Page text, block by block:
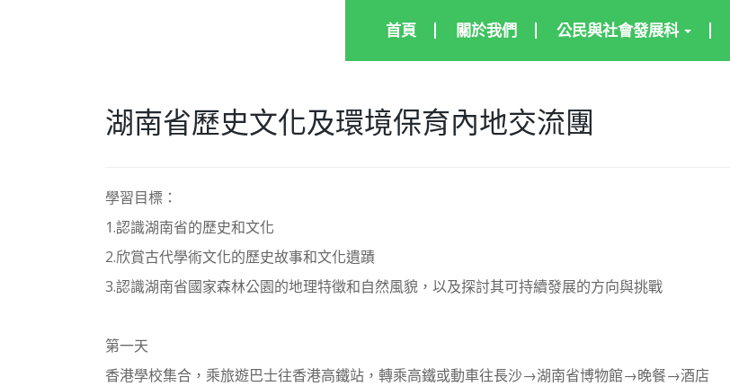
首頁 關於我們 公民與社會發展科
湖南省歷史文化及環境保育內地交流團
學習目標：
1.認識湖南省的歷史和文化
2.欣賞古代學術文化的歷史故事和文化遺蹟
3.認識湖南省國家森林公園的地理特徵和自然風貌，以及探討其可持續發展的方向與挑戰
第一天
香港學校集合，乘旅遊巴士往香港高鐵站，轉乘高鐵或動車往長沙→湖南省博物館→晚餐→酒店